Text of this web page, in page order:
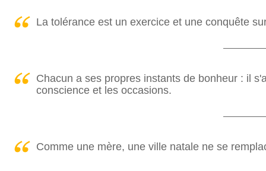
La tolérance est un exercice et une conquête
Chacun a ses propres instants de bonheur : il
conscience et les occasions.
Comme une mère, une ville natale ne se